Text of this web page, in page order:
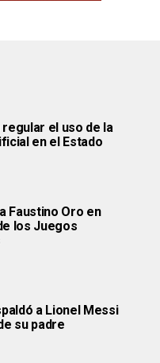
regular el uso de la
en el Estado
Faustino Oro en
los Juegos
a Lionel Messi
su padre